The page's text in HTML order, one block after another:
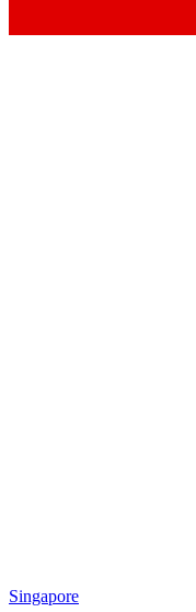
Singapore